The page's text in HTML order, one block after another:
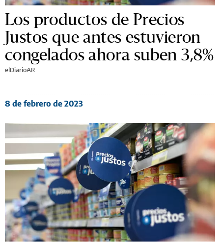
Los productos de Precios
Justos que antes estuvieron
congelados ahora suben 3,8%
elDiarioAR
8 de febrero de 2023